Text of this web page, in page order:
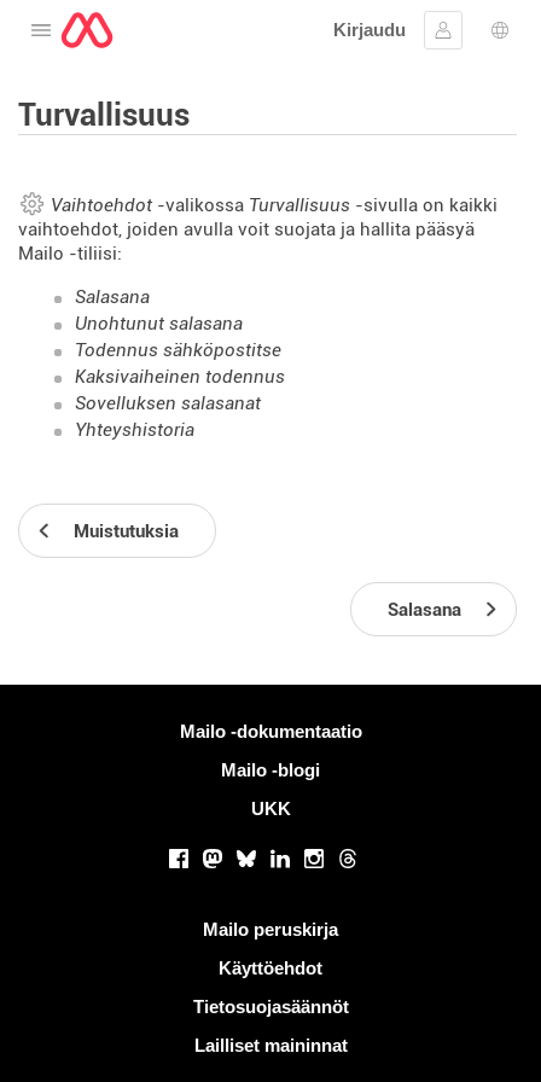
Avaa valikko
Kirjaudu
Kirjaudu
Turvallisuus
Vaihtoehdot -valikossa Turvallisuus -sivulla on kaikki
vaihtoehdot, joiden avulla voit suojata ja hallita pääsyä
Mailo -tiliisi:
Salasana
Unohtunut salasana
Todennus sähköpostitse
Kaksivaiheinen todennus
Sovelluksen salasanat
Yhteyshistoria
Muistutuksia
Salasana
Mailo -dokumentaatio
Mailo -blogi
UKK
Facebook
Mastodon
BlueskyLinkedInInstagram
Threads
Mailo peruskirja
Käyttöehdot
Tietosuojasäännöt
Lailliset maininnat